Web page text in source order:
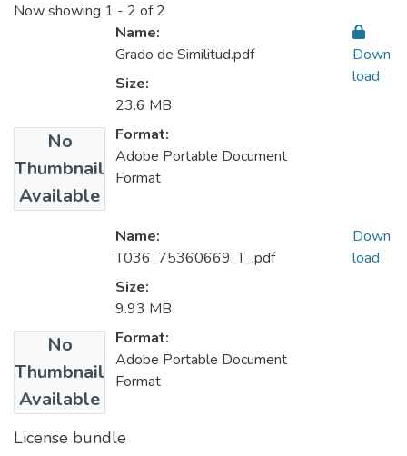
Now showing 1 - 2 of 2
No
Thumbnail
Available
Name:
Grado de Similitud.pdf
Size:
23.6 MB
Format:
Adobe Portable Document
Format
Down
load
No
Thumbnail
Available
Name:
T036_75360669_T_.pdf
Size:
9.93 MB
Format:
Adobe Portable Document
Format
Down
load
License bundle